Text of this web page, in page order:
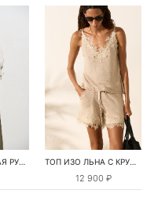
ПОЛУПРОЗРАЧНАЯ РУБАШКА С РОМАШКАМИ ТОП ИЗО ЛЬНА С КРУЖЕВОМ
12 900 ₽